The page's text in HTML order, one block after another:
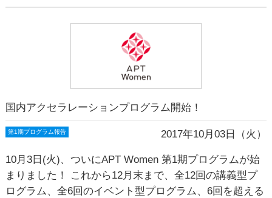
国内アクセラレーションプログラム開始！
第1期プログラム報告 2017年10月03日（火）
10月3日(火)、ついにAPT Women 第1期プログラムが始
まりました！ これから12月末まで、全12回の講義型プ
ログラム、全6回のイベント型プログラム、6回を超える